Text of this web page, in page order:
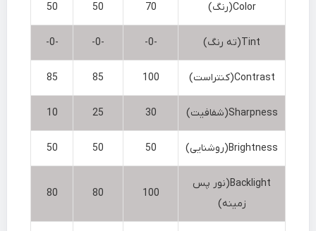
Color(رنگ) 70
50
50
Tint(ته رنگ) -0-
-0-
-0-
Contrast(کنتراست) 100
85
85
Sharpness(شفافیت) 30
25
10
Brightness(روشنایی) 50
50
50
Backlight(نور پس
زمینه)
100
80
80